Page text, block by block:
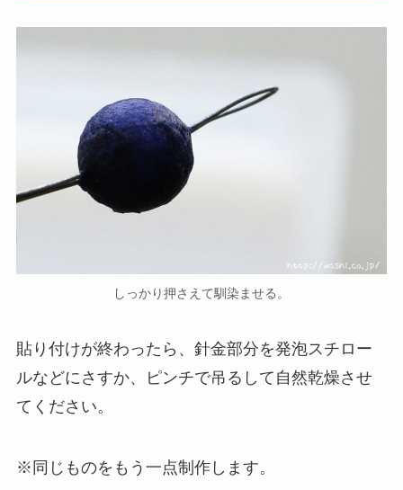
しっかり押さえて馴染ませる。
貼り付けが終わったら、針金部分を発泡スチロー
ルなどにさすか、ピンチで吊るして自然乾燥させ
てください。
※同じものをもう一点制作します。